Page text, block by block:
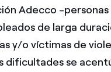
Adecco -personas
de larga
y/o víctimas de
dificultades se